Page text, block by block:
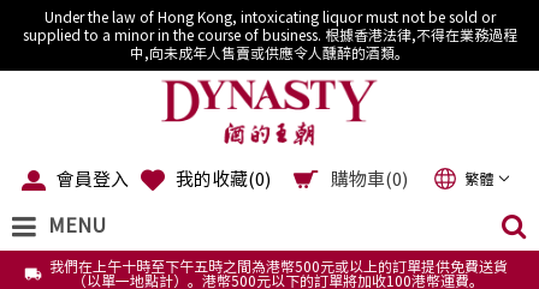
Under the law of Hong Kong, intoxicating liquor must not be sold or
supplied to a minor in the course of business. 根據香港法律,不得在業務過程
中,向未成年人售賣或供應令人醺醉的酒類。
會員登入 我的收藏(0) 購物車(0) 繁體
MENU
我們在上午十時至下午五時之間為港幣500元或以上的訂單提供免費送貨
（以單一地點計）。港幣500元以下的訂單將加收100港幣運費。